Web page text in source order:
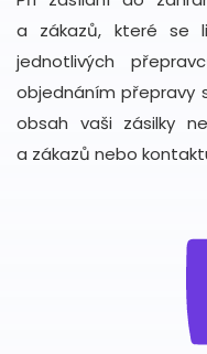
a zákazů, které se
jednotlivých
objednáním přepravy
obsah vaši zásilky
a zákazů nebo